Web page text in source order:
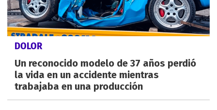
DOLOR
Un reconocido modelo de 37 años perdió
la vida en un accidente mientras
trabajaba en una producción